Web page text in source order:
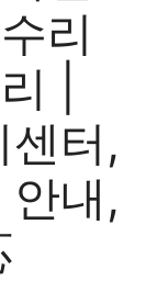
리
|
터,
안내,